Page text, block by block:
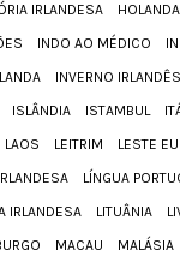
IRLANDESA HOLANDA
INDO AO MÉDICO
INVERNO IRLANDÊS
ISLÂNDIA ISTAMBUL
LAOS LEITRIM LESTE
LÍNGUA
IRLANDESA LITUÂNIA
MACAU MALÁSIA